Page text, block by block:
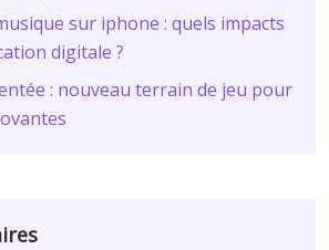
sur iphone : quels impacts
digitale ?
: nouveau terrain de jeu pour